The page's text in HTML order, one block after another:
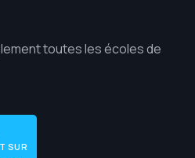
toutes les écoles de
SUR